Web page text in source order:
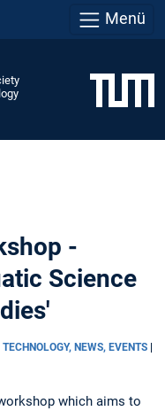
Menü
-
Science
NEWS, EVENTS
which aims to